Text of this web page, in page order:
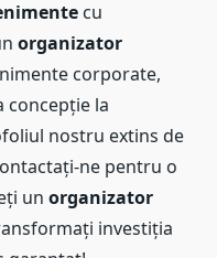
cu
organizator
corporate,
concepție la
nostru extins de
ne pentru o
un organizator
investiția